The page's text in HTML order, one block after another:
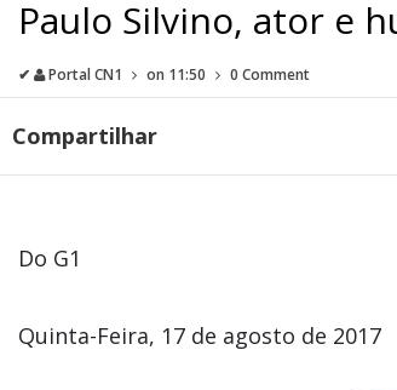
Paulo Silvino, ator e
✔ Portal CN1 on 11:50 0 Comment
Compartilhar
Do G1
Quinta-Feira, 17 de agosto de 2017